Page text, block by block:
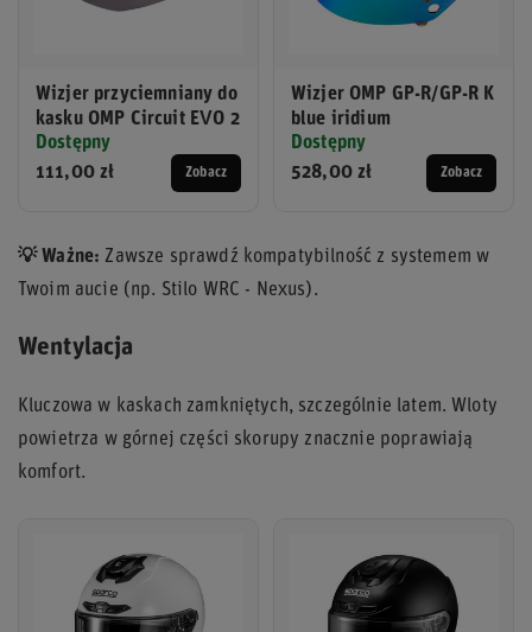
Wizjer przyciemniany do
kasku OMP Circuit EVO 2
Dostępny
111,00 zł
Zobacz
Wizjer OMP GP-R/GP-R K
blue iridium
Dostępny
528,00 zł
Zobacz
💡 Ważne: Zawsze sprawdź kompatybilność z systemem w
Twoim aucie (np. Stilo WRC - Nexus).
Wentylacja
Kluczowa w kaskach zamkniętych, szczególnie latem. Wloty
powietrza w górnej części skorupy znacznie poprawiają
komfort.